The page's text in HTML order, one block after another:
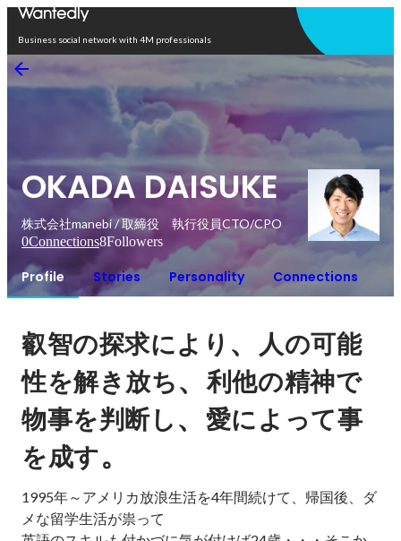
Business social network with 4M professionals
OKADA DAISUKE
株式会社manebi / 取締役 執行役員CTO/CPO
0Connections8Followers
Profile Stories Personality Connections
叡智の探求により 、人の可能
性を解き放ち、利他の精神で
物事を判断し、 愛によって事
を成す。
1995年～アメリカ放浪生活を4年間続けて、帰国後、ダ
メな留学生活が祟って